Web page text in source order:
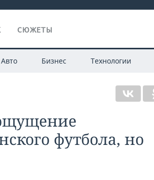
СЮЖЕТЫ
Авто Бизнес Технологии
футбола, но